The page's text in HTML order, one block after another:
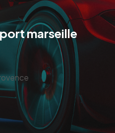
marseille